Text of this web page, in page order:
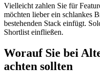
Vielleicht zahlen Sie für
möchten lieber ein schlankes
bestehenden Stack einfügt.
Shortlist einfließen.
Worauf Sie bei
achten sollten